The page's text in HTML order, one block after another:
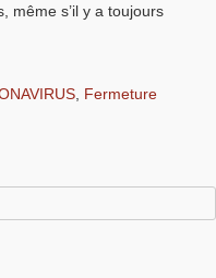
même s’il y a toujours
, Fermeture